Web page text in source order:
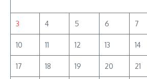
3 4 5 6 7
10 11 12 13 14
17 18 19 20 21